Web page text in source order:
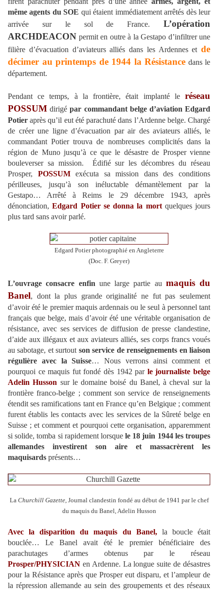
même agents du SOE qui étaient immédiatement arrêtés dès leur
arrivée sur le sol de France. L’opération
ARCHDEACON permit en outre à la Gestapo d’infiltrer une
filière d’évacuation d’aviateurs alliés dans les Ardennes et de
décimer au printemps de 1944 la Résistance dans le
département.
Pendant ce temps, à la frontière, était implanté le réseau
POSSUM dirigépar commandant belge d’aviation Edgard
Potier après qu’il eut été parachuté dans l’Ardenne belge. Chargé
de créer une ligne d’évacuation par air des aviateurs alliés, le
commandant Potier trouva de nombreuses complicités dans la
région de Muno jusqu’à ce que le désastre de Prosper vienne
bouleverser sa mission. Édifié sur les décombres du réseau
Prosper, POSSUMexécuta sa mission dans des conditions
périlleuses, jusqu’à son inéluctable démantèlement par la
Gestapo… Arrêté à Reims le 29 décembre 1943, après
dénonciation,Edgard Potier se donna la mortquelques jours
plus tard sans avoir parlé.
Edgard Potier photographié en Angleterre
(Doc. F. Greyer)
L’ouvrage consacre enfin une large partie au maquis du
Banel, dont la plus grande originalité ne fut pas seulement
d’avoir été le premier maquis ardennais ou le seul à personnel tant
français que belge, mais d’avoir été une véritable organisation de
résistance, avec ses services de diffusion de presse clandestine,
d’aide aux illégaux et aux aviateurs alliés, ses corps francs voués
au sabotage, et surtout son service de renseignements en liaison
régulière avec la Suisse… Nous verrons ainsi comment et
pourquoi ce maquis fut fondé dès 1942 par le journaliste belge
Adelin Husson sur le domaine boisé du Banel, à cheval sur la
frontière franco-belge ; comment son service de renseignements
étendit ses ramifications tant en France qu’en Belgique ; comment
furent établis les contacts avec les services de la Sûreté belge en
Suisse ; et comment et pourquoi cette organisation, apparemment
si solide, tomba si rapidement lorsquele 18 juin 1944 les troupes
allemandes investirent son aire et massacrèrent les
maquisards présents…
La Churchill Gazette, Journal clandestin fondé au début de 1941 par le chef
du maquis du Banel, Adelin Husson
Avec la disparition du maquis du Banel,la boucle était
bouclée… Le Banel avait été le premier bénéficiaire des
parachutages d’armes obtenus par le réseau
Prosper/PHYSICIAN en Ardenne. La longue suite de désastres
pour la Résistance après que Prosper eut disparu, et l’ampleur de
la répression allemande au sein des groupements et des réseaux